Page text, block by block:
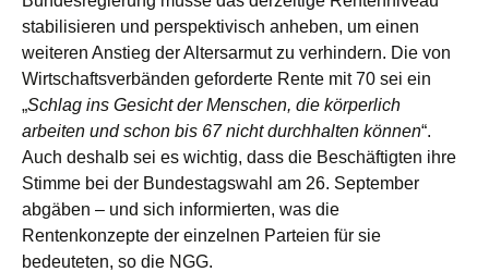
stabilisieren und perspektivisch anheben, um einen
weiteren Anstieg der Altersarmut zu verhindern. Die von
Wirtschaftsverbänden geforderte Rente mit 70 sei ein
„Schlag ins Gesicht der Menschen, die körperlich
arbeiten und schon bis 67 nicht durchhalten können“.
Auch deshalb sei es wichtig, dass die Beschäftigten ihre
Stimme bei der Bundestagswahl am 26. September
abgäben – und sich informierten, was die
Rentenkonzepte der einzelnen Parteien für sie
bedeuteten, so die NGG.